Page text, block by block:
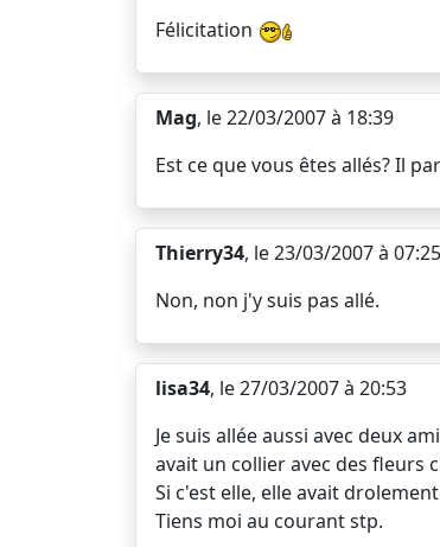
Félicitation
Mag, le 22/03/2007 à 18:39
Est ce que vous êtes allés? Il
Thierry34, le 23/03/2007 à 07:25
Non, non j'y suis pas allé.
lisa34, le 27/03/2007 à 20:53
Je suis allée aussi avec deux
avait un collier avec des fleurs
Si c'est elle, elle avait
Tiens moi au courant stp.